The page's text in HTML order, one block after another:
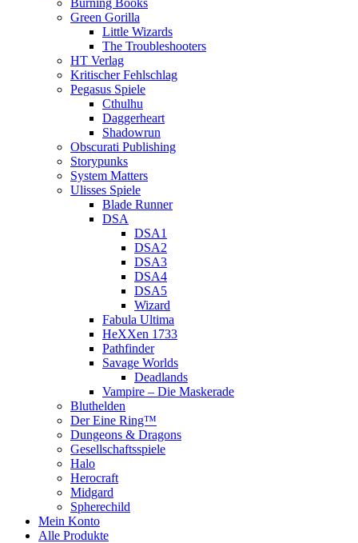
Burning Books
Green Gorilla
Little Wizards
The Troubleshooters
HT Verlag
Kritischer Fehlschlag
Pegasus Spiele
Cthulhu
Daggerheart
Shadowrun
Obscurati Publishing
Storypunks
System Matters
Ulisses Spiele
Blade Runner
DSA
DSA1
DSA2
DSA3
DSA4
DSA5
Wizard
Fabula Ultima
HeXXen 1733
Pathfinder
Savage Worlds
Deadlands
Vampire – Die Maskerade
Bluthelden
Der Eine Ring™
Dungeons & Dragons
Gesellschaftsspiele
Halo
Herocraft
Midgard
Spherechild
Mein Konto
Alle Produkte